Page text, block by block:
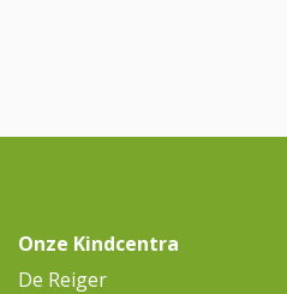
Onze Kindcentra
De Reiger